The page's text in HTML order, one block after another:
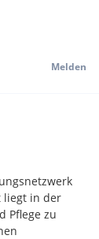
Melden
liegt in der
Pflege zu